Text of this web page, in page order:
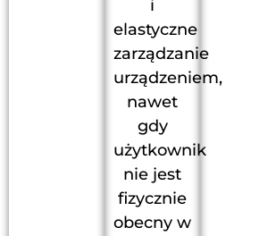
i
elastyczne
zarządzanie
urządzeniem,
nawet
gdy
użytkownik
nie jest
fizycznie
obecny w